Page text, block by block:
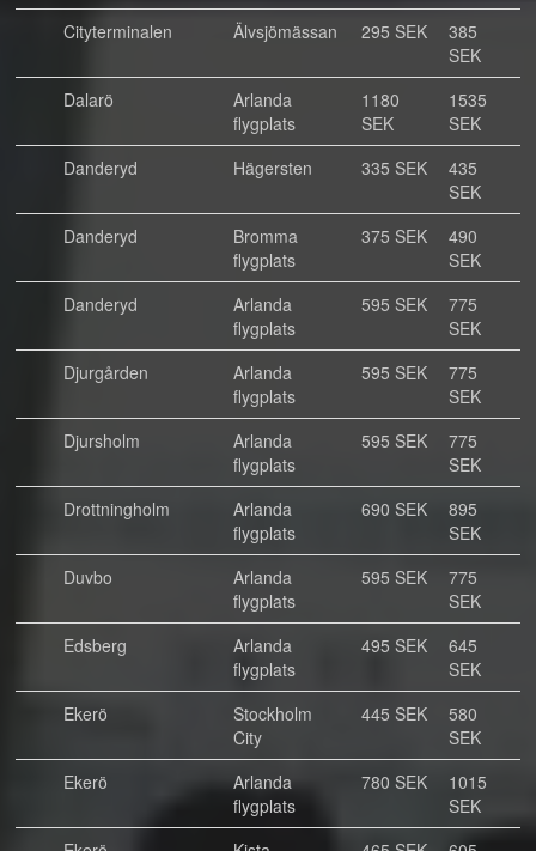
Cityterminalen
Älvsjömässan 295 SEK
385
SEK
Dalarö
Arlanda
flygplats
1180
SEK
1535
SEK
Danderyd
Hägersten 335 SEK
435
SEK
Danderyd
Bromma
flygplats
375 SEK
490
SEK
Danderyd
Arlanda
flygplats
595 SEK
775
SEK
Djurgården
Arlanda
flygplats
595 SEK
775
SEK
Djursholm
Arlanda
flygplats
595 SEK
775
SEK
Drottningholm
Arlanda
flygplats
690 SEK
895
SEK
Duvbo
Arlanda
flygplats
595 SEK
775
SEK
Edsberg
Arlanda
flygplats
495 SEK
645
SEK
Ekerö
Stockholm
City
445 SEK
580
SEK
Ekerö
Arlanda
flygplats
780 SEK
1015
SEK